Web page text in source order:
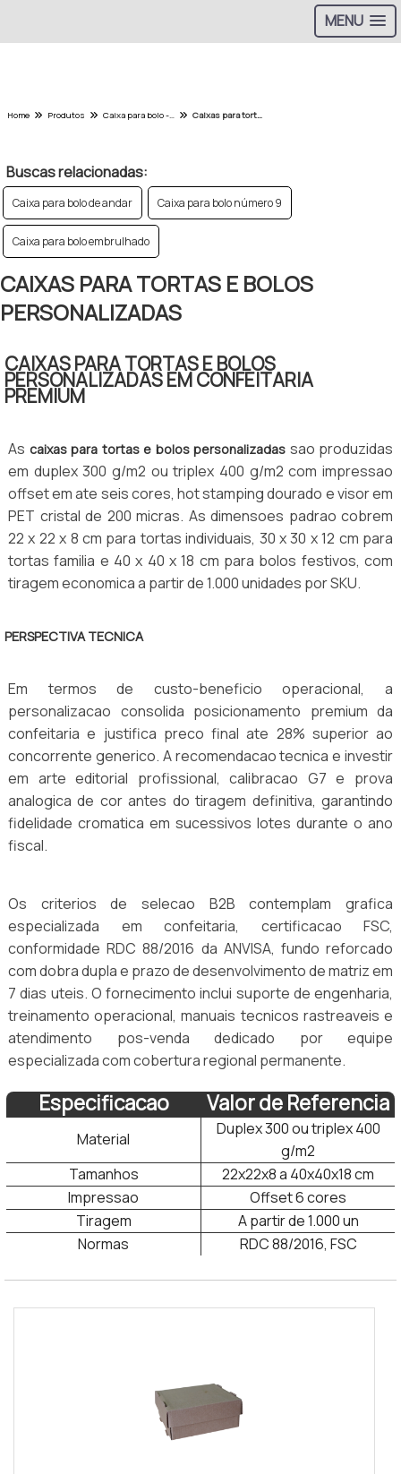
MENU
Home Produtos Caixa para bolo - Categoria Caixas para tortas e bolos personalizadas
Buscas relacionadas:
Caixa para bolo de andar Caixa para bolo número 9
Caixa para bolo embrulhado
CAIXAS PARA TORTAS E BOLOS
PERSONALIZADAS
CAIXAS PARA TORTAS E BOLOS
PERSONALIZADAS EM CONFEITARIA
PREMIUM
As caixas para tortas e bolos personalizadas sao produzidas
em duplex 300 g/m2 ou triplex 400 g/m2 com impressao
offset em ate seis cores, hot stamping dourado e visor em
PET cristal de 200 micras. As dimensoes padrao cobrem
22 x 22 x 8 cm para tortas individuais, 30 x 30 x 12 cm para
tortas familia e 40 x 40 x 18 cm para bolos festivos, com
tiragem economica a partir de 1.000 unidades por SKU.
PERSPECTIVA TECNICA
Em termos de custo-beneficio operacional, a
personalizacao consolida posicionamento premium da
confeitaria e justifica preco final ate 28% superior ao
concorrente generico. A recomendacao tecnica e investir
em arte editorial profissional, calibracao G7 e prova
analogica de cor antes do tiragem definitiva, garantindo
fidelidade cromatica em sucessivos lotes durante o ano
fiscal.
Os criterios de selecao B2B contemplam grafica
especializada em confeitaria, certificacao FSC,
conformidade RDC 88/2016 da ANVISA, fundo reforcado
com dobra dupla e prazo de desenvolvimento de matriz em
7 dias uteis. O fornecimento inclui suporte de engenharia,
treinamento operacional, manuais tecnicos rastreaveis e
atendimento pos-venda dedicado por equipe
especializada com cobertura regional permanente.
Especificacao Valor de Referencia
Material
Duplex 300 ou triplex 400
g/m2
Tamanhos
22x22x8 a 40x40x18 cm
Impressao
Offset 6 cores
Tiragem
A partir de 1.000 un
Normas
RDC 88/2016, FSC